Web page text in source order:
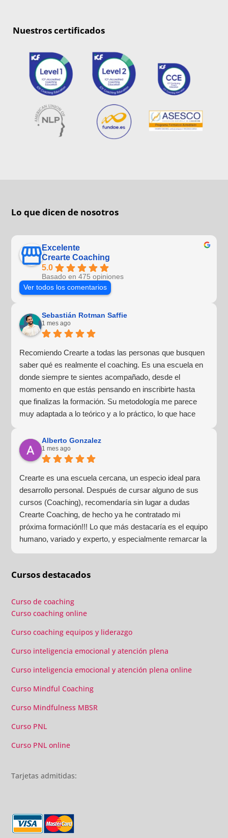
Nuestros certificados
Lo que dicen de nosotros
Excelente
Crearte Coaching
5.0
Basado en 475 opiniones
Ver todos los comentarios
Sebastián Rotman Saffie
1 mes ago
Recomiendo Crearte a todas las personas que busquen
saber qué es realmente el coaching. Es una escuela en
donde siempre te sientes acompañado, desde el
momento en que estás pensando en inscribirte hasta
que finalizas la formación. Su metodología me parece
muy adaptada a lo teórico y a lo práctico, lo que hace
¡Para mí fue una excelente experiencia!
Alberto Gonzalez
1 mes ago
Crearte es una escuela cercana, un especio ideal para
desarrollo personal. Después de cursar alguno de sus
cursos (Coaching), recomendaría sin lugar a dudas
Crearte Coaching, de hecho ya he contratado mi
próxima formación!!! Lo que más destacaría es el equipo
humano, variado y experto, y especialmente remarcar la
añadido con multitud de formaciones, seminarios y
gran liderazgo de Beatriz Ricondo!!!
Cursos destacados
Curso de coaching
Curso coaching online
Curso coaching equipos y liderazgo
Curso inteligencia emocional y atención plena
Curso inteligencia emocional y atención plena online
Curso Mindful Coaching
Curso Mindfulness MBSR
Curso PNL
Curso PNL online
Tarjetas admitidas: